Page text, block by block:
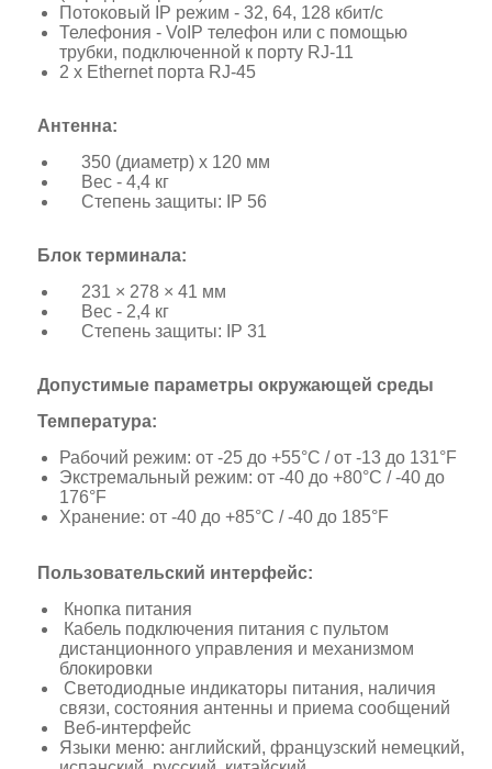
Потоковый IP режим - 32, 64, 128 кбит/с
Телефония - VoIP телефон или с помощью
трубки, подключенной к порту RJ-11
2 x Ethernet порта RJ-45
Антенна:
350 (диаметр) х 120 мм
Вес - 4,4 кг
Степень защиты: IP 56
Блок терминала:
231 × 278 × 41 мм
Вес - 2,4 кг
Степень защиты: IP 31
Допустимые параметры окружающей среды
Температура:
Рабочий режим: от -25 до +55°C / от -13 до 131°F
Экстремальный режим: от -40 до +80°C / -40 до
176°F
Хранение: от -40 до +85°C / -40 до 185°F
Пользовательский интерфейс:
Кнопка питания
Кабель подключения питания с пультом
дистанционного управления и механизмом
блокировки
Светодиодные индикаторы питания, наличия
связи, состояния антенны и приема сообщений
Веб-интерфейс
Языки меню: английский, французский немецкий,